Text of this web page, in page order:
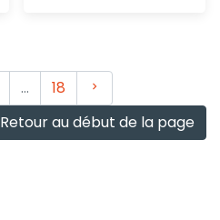
… 18
Suivant
Retour au début de la page